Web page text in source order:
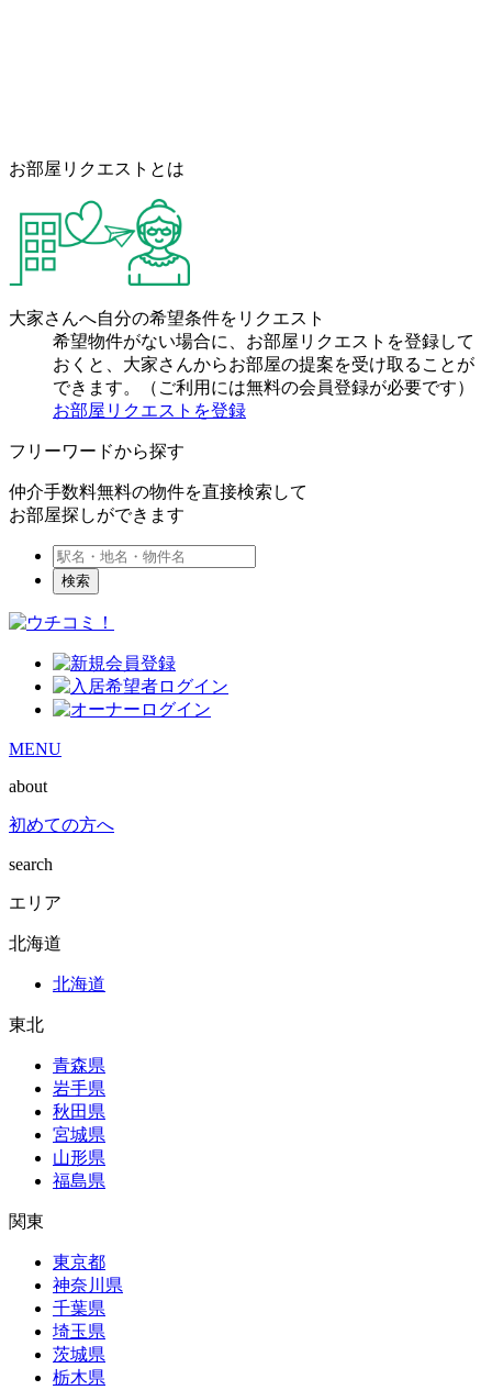
お部屋リクエストとは
大家さんへ自分の希望条件をリクエスト
希望物件がない場合に、お部屋リクエストを登録して
おくと、大家さんからお部屋の提案を受け取ることが
できます。（ご利用には無料の会員登録が必要です）
お部屋リクエストを登録
フリーワードから探す
仲介手数料無料の物件を直接検索して
お部屋探しができます
検索
MENU
about
初めての方へ
search
エリア
北海道
北海道
東北
青森県
岩手県
秋田県
宮城県
山形県
福島県
関東
東京都
神奈川県
千葉県
埼玉県
茨城県
栃木県